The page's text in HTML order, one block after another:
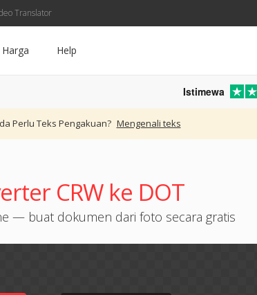
Translator
Harga Help
Istimewa
Perlu Teks Pengakuan? Mengenali teks
CRW ke DOT
— buat dokumen dari foto secara gratis